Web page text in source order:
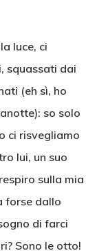
luce, ci
squassati dai
(eh sì, ho
so solo
ci risvegliamo
lui, un suo
sulla mia
forse dallo
di farci
Sono le otto!